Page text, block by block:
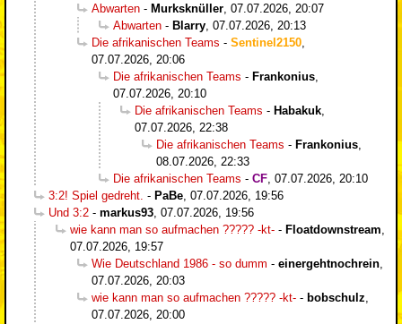
Abwarten - Murksknüller, 07.07.2026, 20:07
Abwarten - Blarry, 07.07.2026, 20:13
Die afrikanischen Teams - Sentinel2150,
07.07.2026, 20:06
Die afrikanischen Teams - Frankonius,
07.07.2026, 20:10
Die afrikanischen Teams - Habakuk,
07.07.2026, 22:38
Die afrikanischen Teams - Frankonius,
08.07.2026, 22:33
Die afrikanischen Teams - CF, 07.07.2026, 20:10
3:2! Spiel gedreht. - PaBe, 07.07.2026, 19:56
Und 3:2 - markus93, 07.07.2026, 19:56
wie kann man so aufmachen ????? -kt- - Floatdownstream,
07.07.2026, 19:57
Wie Deutschland 1986 - so dumm - einergehtnochrein,
07.07.2026, 20:03
wie kann man so aufmachen ????? -kt- - bobschulz,
07.07.2026, 20:00